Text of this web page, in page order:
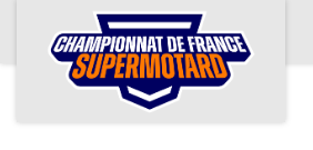
ACCUEIL
ACTUS
CALENDRIER